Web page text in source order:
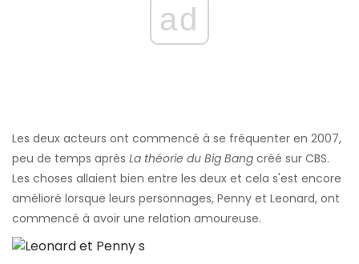
ad
Les deux acteurs ont commencé à se fréquenter en 2007,
peu de temps après La théorie du Big Bang créé sur CBS.
Les choses allaient bien entre les deux et cela s'est encore
amélioré lorsque leurs personnages, Penny et Leonard, ont
commencé à avoir une relation amoureuse.